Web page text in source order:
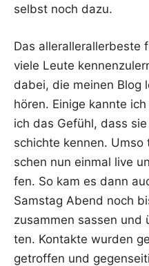
selbst noch dazu.
Das aller­al­ler­al­ler­bes­te
vie­le Leu­te
dabei, die mei­nen Blog
hören. Eini­ge kann­te
ich das Gefühl, dass
schich­te ken­nen.
schen nun ein­mal live
fen. So kam es dann
Sams­tag Abend noch
zusam­men sas­sen
ten. Kon­tak­te wur­den
getrof­fen und